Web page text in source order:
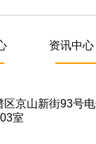
资讯中心
京山新街93号
室